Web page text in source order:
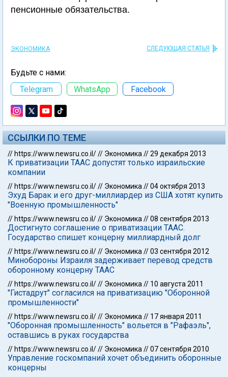
пенсионные обязательства.
ЭКОНОМИКА СЛЕДУЮЩАЯ СТАТЬЯ
Будьте с нами:
Telegram
WhatsApp Facebook
ССЫЛКИ ПО ТЕМЕ
// https://www.newsru.co.il/// Экономика //29 декабря 2013
К приватизации ТААС допустят только израильские
компании
// https://www.newsru.co.il/// Экономика //04 октября 2013
Эхуд Барак и его друг-миллиардер из США хотят купить
"Военную промышленность"
// https://www.newsru.co.il/// Экономика //08 сентября 2013
Достигнуто соглашение о приватизации ТААС.
Государство спишет концерну миллиардный долг
// https://www.newsru.co.il/// Экономика //03 сентября 2012
Минобороны Израиля задерживает перевод средств
оборонному концерну ТААС
// https://www.newsru.co.il/// Экономика // 10 августа 2011
"Гистадрут" согласился на приватизацию "Оборонной
промышленности"
// https://www.newsru.co.il/// Экономика // 17 января 2011
"Оборонная промышленность" вольется в "Рафаэль",
оставшись в руках государства
// https://www.newsru.co.il/// Экономика //07 сентября 2010
Управление госкомпаний хочет объединить оборонные
концерны